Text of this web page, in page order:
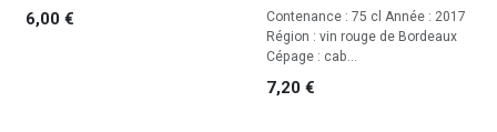
6,00 €
Contenance : 75 cl Année : 2017
Région : vin rouge de Bordeaux
Cépage : cab...
7,20€